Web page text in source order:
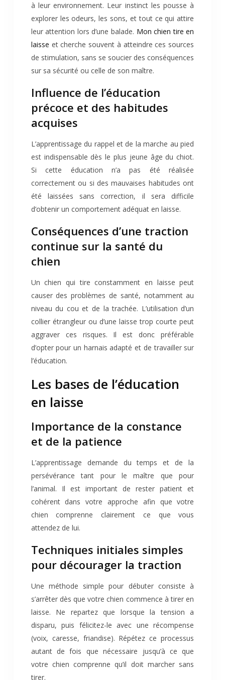
à leur environnement. Leur instinct les pousse à
explorer les odeurs, les sons, et tout ce qui attire
leur attention lors d’une balade. Mon chien tire en
laisse et cherche souvent à atteindre ces sources
de stimulation, sans se soucier des conséquences
sur sa sécurité ou celle de son maître.
Influence de l’éducation
précoce et des habitudes
acquises
L’apprentissage du rappel et de la marche au pied
est indispensable dès le plus jeune âge du chiot.
Si cette éducation n’a pas été réalisée
correctement ou si des mauvaises habitudes ont
été laissées sans correction, il sera difficile
d’obtenir un comportement adéquat en laisse.
Conséquences d’une traction
continue sur la santé du
chien
Un chien qui tire constamment en laisse peut
causer des problèmes de santé, notamment au
niveau du cou et de la trachée. L’utilisation d’un
collier étrangleur ou d’une laisse trop courte peut
aggraver ces risques. Il est donc préférable
d’opter pour un harnais adapté et de travailler sur
l’éducation.
Les bases de l’éducation
en laisse
Importance de la constance
et de la patience
L’apprentissage demande du temps et de la
persévérance tant pour le maître que pour
l’animal. Il est important de rester patient et
cohérent dans votre approche afin que votre
chien comprenne clairement ce que vous
attendez de lui.
Techniques initiales simples
pour décourager la traction
Une méthode simple pour débuter consiste à
s’arrêter dès que votre chien commence à tirer en
laisse. Ne repartez que lorsque la tension a
disparu, puis félicitez-le avec une récompense
(voix, caresse, friandise). Répétez ce processus
autant de fois que nécessaire jusqu’à ce que
votre chien comprenne qu’il doit marcher sans
tirer.